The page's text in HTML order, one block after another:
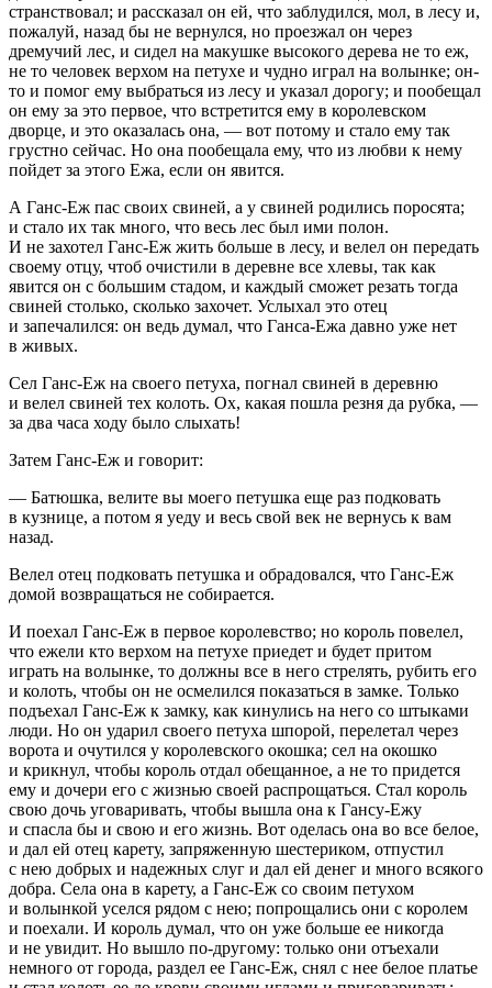
странствовал; и рассказал он ей, что заблудился, мол, в лесу и,
пожалуй, назад бы не вернулся, но проезжал он через
дремучий лес, и сидел на макушке высокого дерева не то еж,
не то человек верхом на петухе и чудно играл на волынке; он-
то и помог ему выбраться из лесу и указал дорогу; и пообещал
он ему за это первое, что встретится ему в королевском
дворце, и это оказалась она, — вот потому и стало ему так
грустно сейчас. Но она пообещала ему, что из любви к нему
пойдет за этого Ежа, если он явится.
А Ганс-Еж пас своих свиней, а у свиней родились поросята;
и стало их так много, что весь лес был ими полон.
И не захотел Ганс-Еж жить больше в лесу, и велел он передать
своему отцу, чтоб очистили в деревне все хлевы, так как
явится он с большим стадом, и каждый сможет резать тогда
свиней столько, сколько захочет. Услыхал это отец
и запечалился: он ведь думал, что Ганса-Ежа давно уже нет
в живых.
Сел Ганс-Еж на своего петуха, погнал свиней в деревню
и велел свиней тех колоть. Ох, какая пошла резня да рубка, —
за два часа ходу было слыхать!
Затем Ганс-Еж и говорит:
— Батюшка, велите вы моего петушка еще раз подковать
в кузнице, а потом я уеду и весь свой век не вернусь к вам
назад.
Велел отец подковать петушка и обрадовался, что Ганс-Еж
домой возвращаться не собирается.
И поехал Ганс-Еж в первое королевство; но король повелел,
что ежели кто верхом на петухе приедет и будет притом
играть на волынке, то должны все в него стрелять, рубить его
и колоть, чтобы он не осмелился показаться в замке. Только
подъехал Ганс-Еж к замку, как кинулись на него со штыками
люди. Но он ударил своего петуха шпорой, перелетал через
ворота и очутился у королевского окошка; сел на окошко
и крикнул, чтобы король отдал обещанное, а не то придется
ему и дочери его с жизнью своей распрощаться. Стал король
свою дочь уговаривать, чтобы вышла она к Гансу-Ежу
и спасла бы и свою и его жизнь. Вот оделась она во все белое,
и дал ей отец карету, запряженную шестериком, отпустил
с нею добрых и надежных слуг и дал ей денег и много всякого
добра. Села она в карету, а Ганс-Еж со своим петухом
и волынкой уселся рядом с нею; попрощались они с королем
и поехали. И король думал, что он уже больше ее никогда
и не увидит. Но вышло по-другому: только они отъехали
немного от города, раздел ее Ганс-Еж, снял с нее белое платье